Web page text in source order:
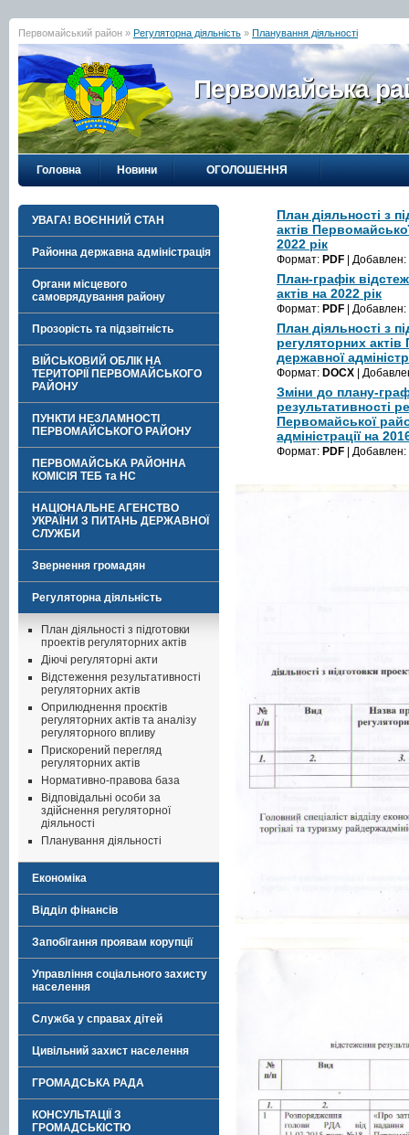
Первомайський район » Регуляторна діяльність » Планування діяльності
Первомайська
Головна Новини ОГОЛОШЕННЯ
УВАГА! ВОЄННИЙ СТАН
Районна державна адміністрація
Органи місцевого
самоврядування району
Прозорість та підзвітність
ВІЙСЬКОВИЙ ОБЛІК НА
ТЕРИТОРІЇ ПЕРВОМАЙСЬКОГО
РАЙОНУ
ПУНКТИ НЕЗЛАМНОСТІ
ПЕРВОМАЙСЬКОГО РАЙОНУ
ПЕРВОМАЙСЬКА РАЙОННА
КОМІСІЯ ТЕБ та НС
НАЦІОНАЛЬНЕ АГЕНСТВО
УКРАЇНИ З ПИТАНЬ ДЕРЖАВНОЇ
СЛУЖБИ
Звернення громадян
Регуляторна діяльність
План діяльності з підготовки
проектів регуляторних актів
Діючі регуляторні акти
Відстеження результативності
регуляторних актів
Оприлюднення проєктів
регуляторних актів та аналізу
регуляторного впливу
Прискорений перегляд
регуляторних актів
Нормативно-правова база
Відповідальні особи за
здійснення регуляторної
діяльності
Планування діяльності
Економіка
Відділ фінансів
Запобігання проявам корупції
Управління соціального захисту
населення
Служба у справах дітей
Цивільний захист населення
ГРОМАДСЬКА РАДА
КОНСУЛЬТАЦІЇ З
ГРОМАДСЬКІСТЮ
План діяльності з
актів
2022 рік
Формат: PDF | Добавлен:
План-графік
актів на 2022 рік
Формат: PDF | Добавлен:
План діяльності з
регуляторних
державної
Формат: DOCX |
Зміни до плану-
результативності
Первомайської
адміністрації на
Формат: PDF | Добавлен: